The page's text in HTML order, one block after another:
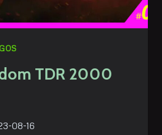
TDR 2000
08-16